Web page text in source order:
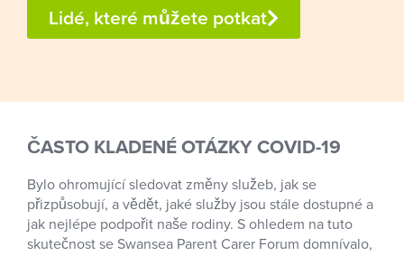
Lidé, které můžete potkat
ČASTO KLADENÉ OTÁZKY COVID-19
Bylo ohromující sledovat změny služeb, jak se
přizpůsobují, a vědět, jaké služby jsou stále dostupné a
jak nejlépe podpořit naše rodiny. S ohledem na tuto
skutečnost se Swansea Parent Carer Forum domnívalo,